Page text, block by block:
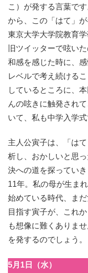
こ）が発する言葉で
から、この「はて」
東京大学大学院教育
旧ツイッターで呟い
和感を感じた時に、
レベルで考え続ける
しているところに、
んの呟きに触発され
いて、私も中学入学式
主人公寅子は、「は
析し、おかしいと思
決への道を探ってい
11年。私の母が生ま
始めている時代、ま
目指す寅子が、これ
も想像に難くありま
を発するのでしょう。
5月1日（水）